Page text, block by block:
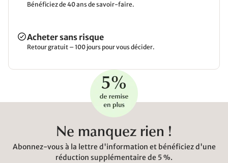
Bénéficiez de 40 ans de savoir-faire.
Acheter sans risque
Retour gratuit – 100 jours pour vous décider.
Ne manquez rien !
Abonnez-vous à la lettre d'information et bénéficiez d'une
réduction supplémentaire de 5 %.